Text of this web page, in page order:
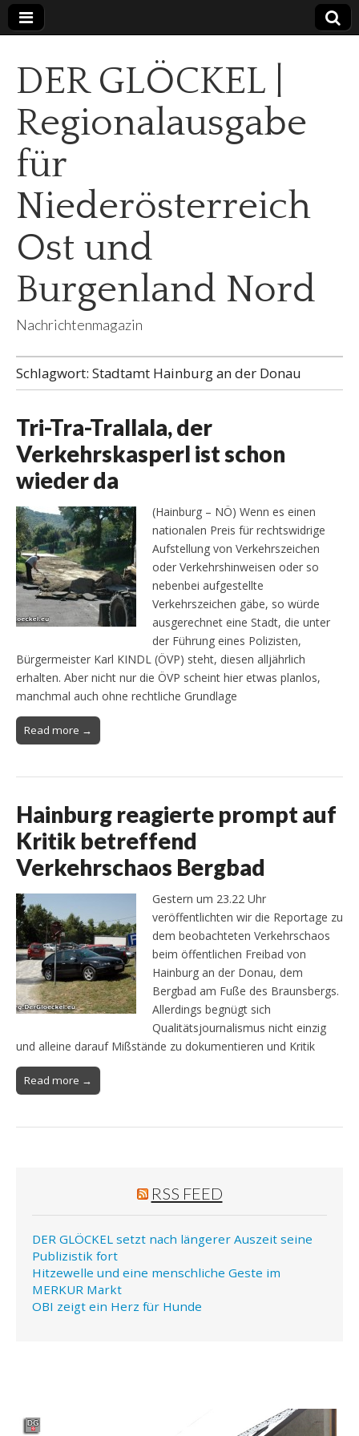
DER GLÖCKEL |
Regionalausgabe
für
Niederösterreich
Ost und
Burgenland Nord
Nachrichtenmagazin
Schlagwort: Stadtamt Hainburg an der Donau
Tri-Tra-Trallala, der
Verkehrskasperl ist schon
wieder da
(Hainburg – NÖ) Wenn es einen
nationalen Preis für rechtswidrige
Aufstellung von Verkehrszeichen
oder Verkehrshinweisen oder so
nebenbei aufgestellte
Verkehrszeichen gäbe, so würde
ausgerechnet eine Stadt, die unter
der Führung eines Polizisten,
Bürgermeister Karl KINDL (ÖVP) steht, diesen alljährlich
erhalten. Aber nicht nur die ÖVP scheint hier etwas planlos,
manchmal auch ohne rechtliche Grundlage
Read more →
Hainburg reagierte prompt auf
Kritik betreffend
Verkehrschaos Bergbad
Gestern um 23.22 Uhr
veröffentlichten wir die Reportage zu
dem beobachteten Verkehrschaos
beim öffentlichen Freibad von
Hainburg an der Donau, dem
Bergbad am Fuße des Braunsbergs.
Allerdings begnügt sich
Qualitätsjournalismus nicht einzig
und alleine darauf Mißstände zu dokumentieren und Kritik
Read more →
RSS FEED
DER GLÖCKEL setzt nach längerer Auszeit seine
Publizistik fort
Hitzewelle und eine menschliche Geste im
MERKUR Markt
OBI zeigt ein Herz für Hunde